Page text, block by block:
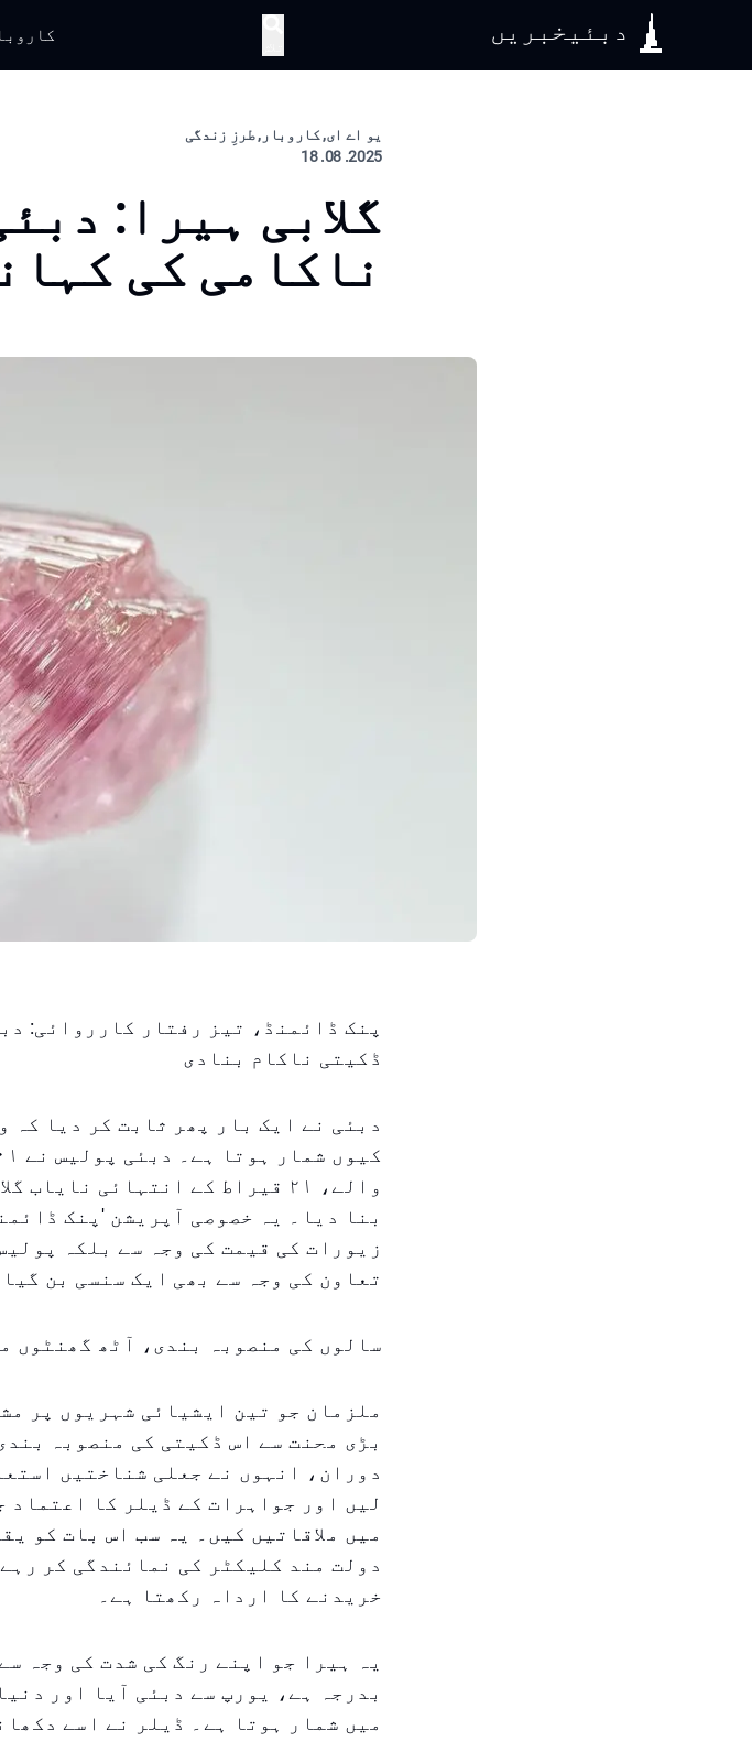
دبئیخبریں
یو اے ای, کاروبار, طرزِ زندگی
2025. 08. 18
گلابی ہیرا:
ناکامی کی
ڈکیتی ناکام بنادی
دبئی نے ایک بار پھر ثابت کر دیا کہ
والے، ۲۱ قیراط کے انتہائی
بنا دیا۔ یہ خصوصی آپریشن 'پنک
زیورات کی قیمت کی وجہ سے بلکہ
تعاون کی وجہ سے بھی ایک سنسی بن گیا۔
سالوں کی منصوبہ بندی، آٹھ گھنٹوں
ملزمان جو تین ایشیائی شہریوں پر
بڑی محنت سے اس ڈکیتی کی منصوبہ
دوران، انہوں نے جعلی شناختیں
لیں اور جواہرات کے ڈیلر کا
میں ملاقاتیں کیں۔ یہ سب اس بات کو
دولت مند کلیکٹر کی نمائندگی کر
خریدنے کا ارداہ رکھتا ہے۔
یہ ہیرا جو اپنے رنگ کی شدت کی وجہ
بدرجہ ہے، یورپ سے دبئی آیا اور
میں شمار ہوتا ہے۔ ڈیلر نے اسے